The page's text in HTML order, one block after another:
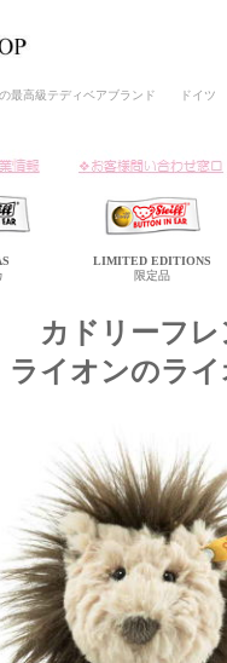
最高級テディベアブランド ド
LIMITED EDITIONS
限定品
カドリーフ
ライオンのラ